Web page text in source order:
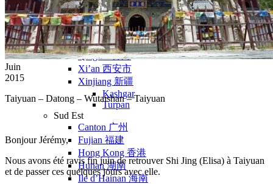
Nord Ouest
Gansu 甘肃
Dunhuang – 敦煌
Jiayuguan – 嘉峪关
Qinghai 青海
Xi’an 西安市
Xinjiang 新疆
Kashgar
Turpan
Sud Est
Canton 广州
Fujian 福建
Hong Kong 香港
Hunan 湖南
Ile d’Hainan 海南
Juin
2015
Taiyuan – Datong – Wutaishan – Taiyuan
Bonjour Jérémy,
Nous avons été ravis fin juin de retrouver Shi Jing (Elisa) à Taiyuan
et de passer ces quelques jours avec elle.